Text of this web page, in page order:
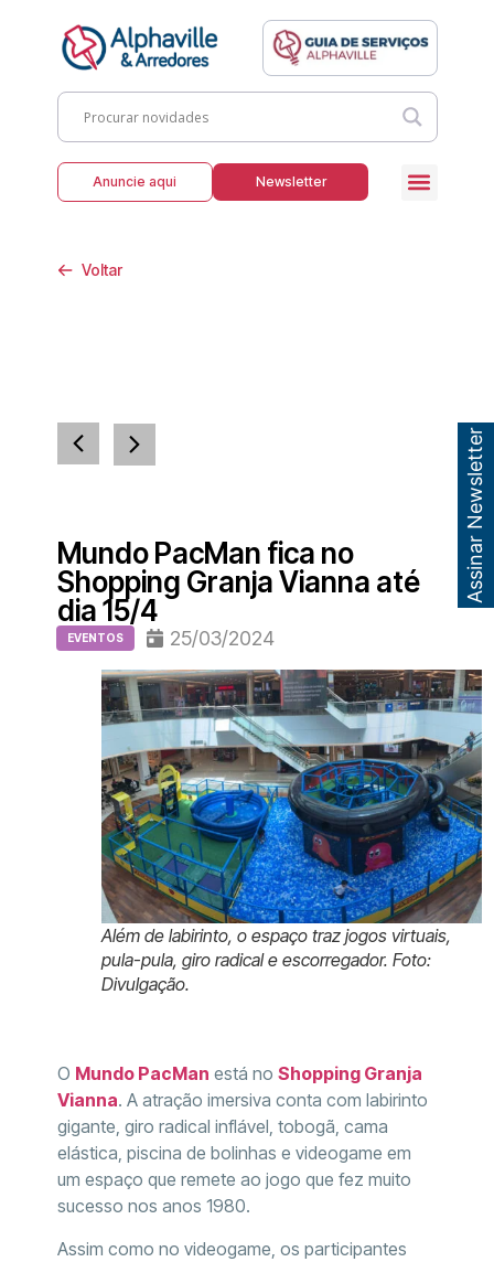
Anuncie aqui Newsletter
Voltar
Mundo PacMan fica no
Shopping Granja Vianna até
dia 15/4
EVENTOS 25/03/2024
Além de labirinto, o espaço traz jogos virtuais,
pula-pula, giro radical e escorregador. Foto:
Divulgação.
O Mundo PacMan está no Shopping Granja
Vianna. A atração imersiva conta com labirinto
gigante, giro radical inflável, tobogã, cama
elástica, piscina de bolinhas e videogame em
um espaço que remete ao jogo que fez muito
sucesso nos anos 1980.
Assim como no videogame, os participantes
Assinar Newsletter